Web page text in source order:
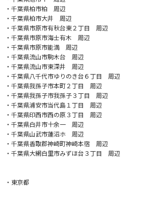
・千葉県柏市柏 周辺
・千葉県柏市大井 周辺
・千葉県市原市有秋台東２丁目 周辺
・千葉県市原市海士有木 周辺
・千葉県市原市能満 周辺
・千葉県流山市駒木台 周辺
・千葉県流山市東深井 周辺
・千葉県八千代市ゆりのき台６丁目 周辺
・千葉県我孫子市本町２丁目 周辺
・千葉県我孫子市我孫子３丁目 周辺
・千葉県浦安市当代島１丁目 周辺
・千葉県印西市西の原３丁目 周辺
・千葉県白井市十余一 周辺
・千葉県山武市蓮沼ホ 周辺
・千葉県香取郡神崎町神崎本宿 周辺
・千葉県大網白里市みずほ台３丁目 周辺
・東京都